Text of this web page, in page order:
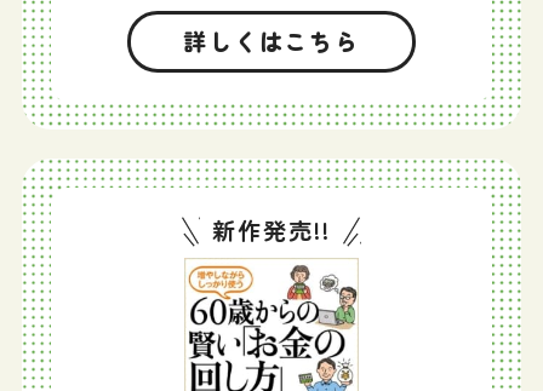
詳しくはこちら
新作発売!!